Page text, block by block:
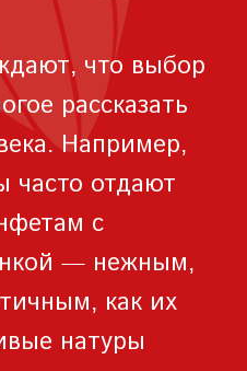
что выбор
рассказать
Например,
часто отдают
с
— нежным,
как их
натуры